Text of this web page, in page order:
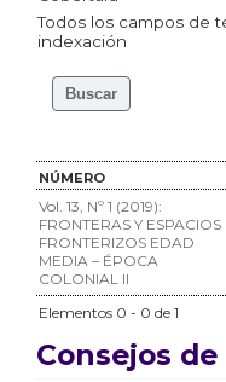
Todos los campos de
indexación
NÚMERO
Vol. 13, Nº 1 (2019):
FRONTERAS Y ESPACIOS
FRONTERIZOS EDAD
MEDIA – ÉPOCA
COLONIAL II
Elementos 0 - 0 de 1
Consejos